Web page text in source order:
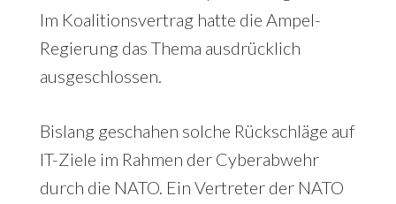
Im Koalitionsvertrag hatte die Ampel-
Regierung das Thema ausdrücklich
ausgeschlossen.
Bislang geschahen solche Rückschläge auf
IT-Ziele im Rahmen der Cyberabwehr
durch die NATO. Ein Vertreter der NATO